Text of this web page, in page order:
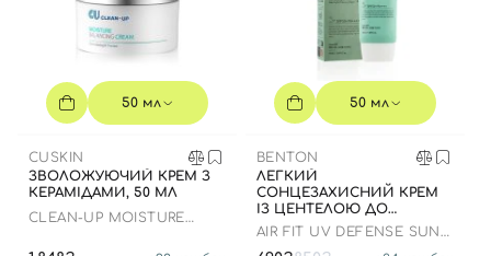
50 мл
CUSKIN
ЗВОЛОЖУЮЧИЙ КРЕМ З
КЕРАМІДАМИ, 50 МЛ
CLEAN-UP MOISTURE
50 мл
BENTON
ЛЕГКИЙ
СОНЦЕЗАХИСНИЙ КРЕМ
ІЗ ЦЕНТЕЛОЮ ДО
07.01.2027 РОКУ
AIR FIT UV DEFENSE SUN
Номер телефону
приймаєте умовиУгоди користувача
Далі